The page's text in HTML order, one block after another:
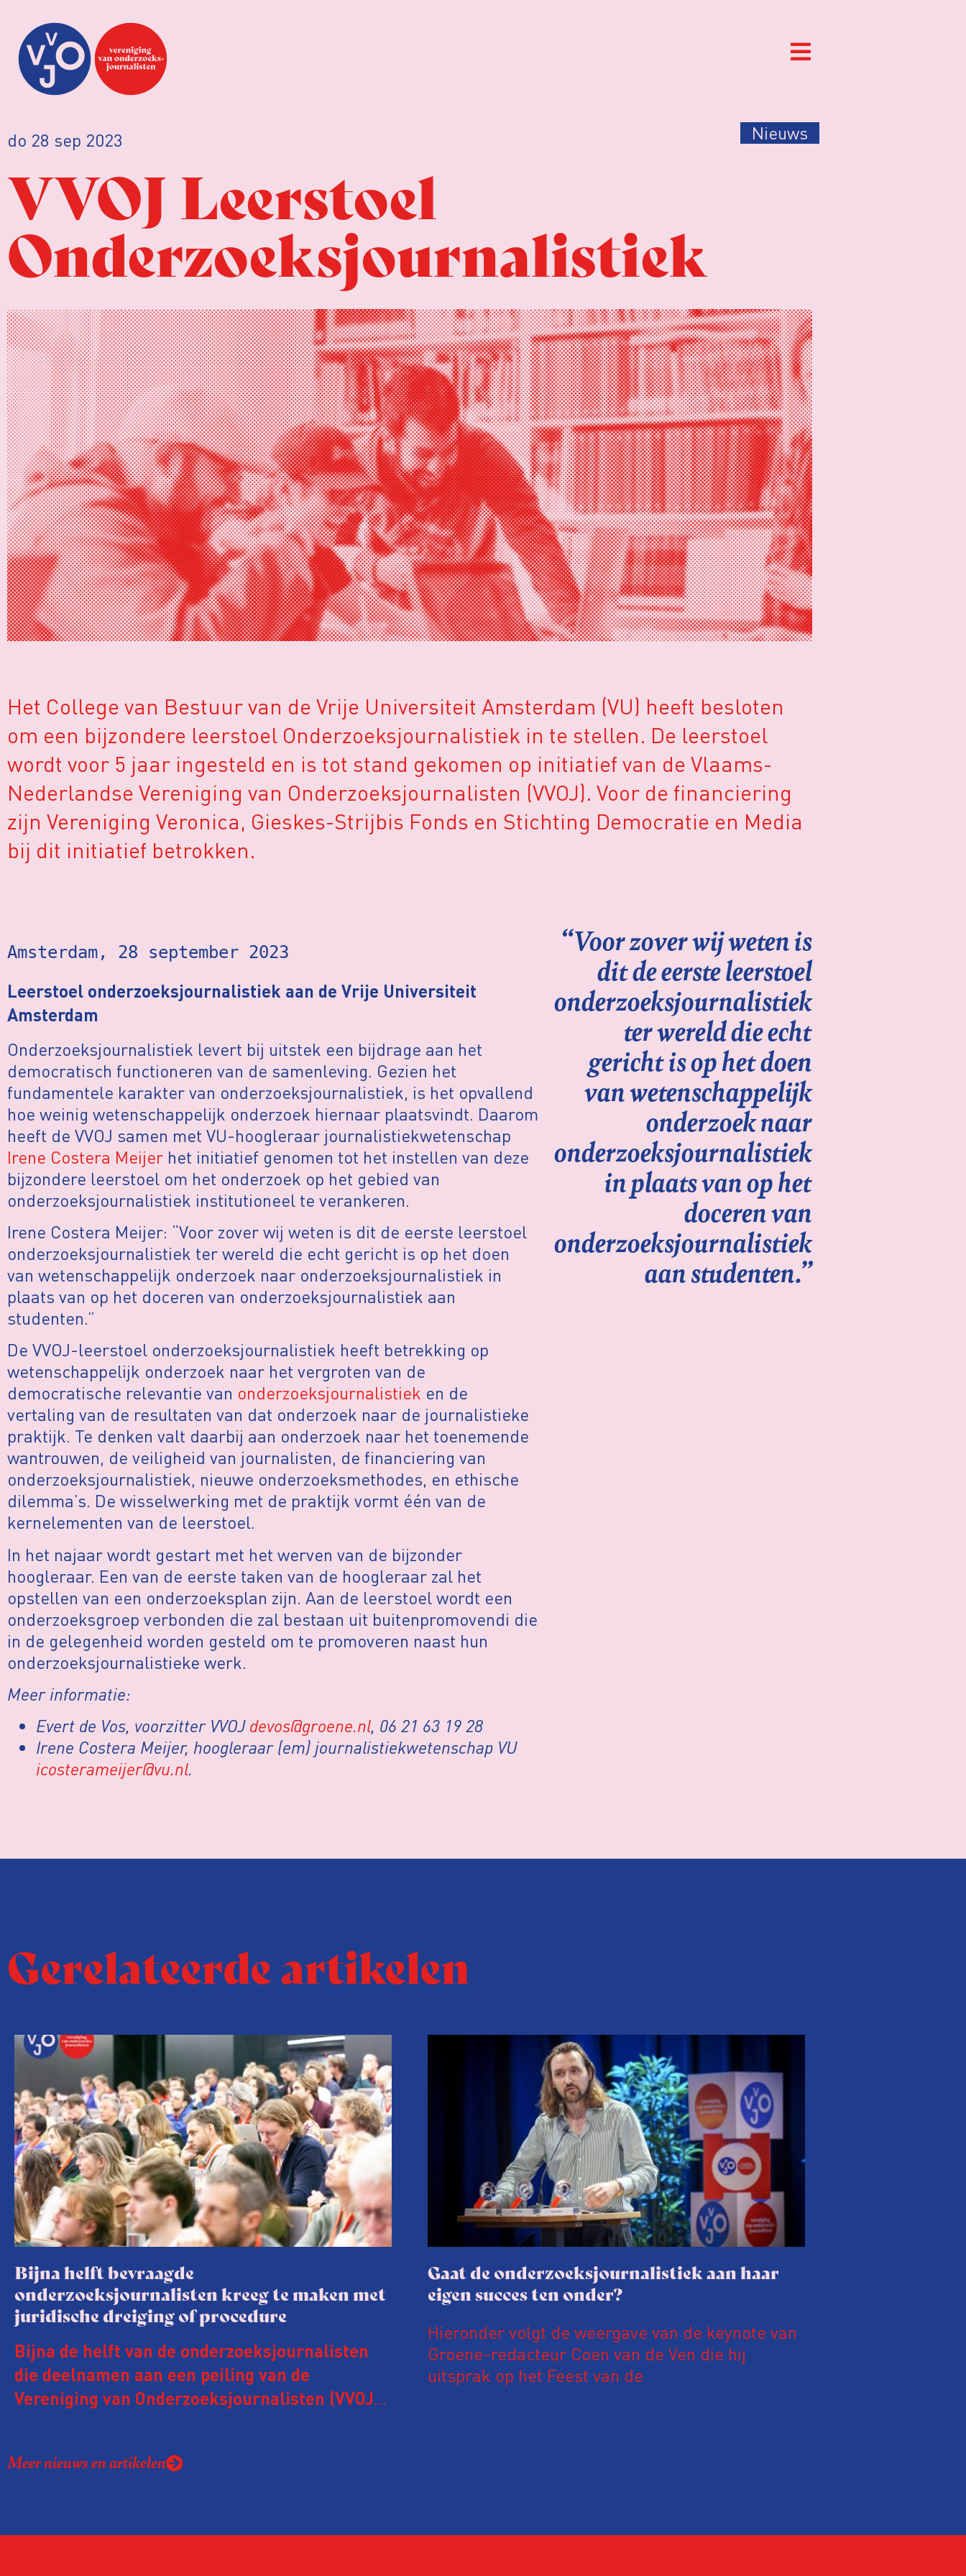
do 28 sep 2023 Nieuws
VVOJ Leerstoel
Onderzoeksjournalistiek
Het College van Bestuur van de Vrije Universiteit Amsterdam (VU) heeft besloten
om een bijzondere leerstoel Onderzoeksjournalistiek in te stellen. De leerstoel
wordt voor 5 jaar ingesteld en is tot stand gekomen op initiatief van de Vlaams-
Nederlandse Vereniging van Onderzoeksjournalisten (VVOJ). Voor de financiering
zijn Vereniging Veronica, Gieskes-Strijbis Fonds en Stichting Democratie en Media
bij dit initiatief betrokken.
Amsterdam, 28 september 2023
Leerstoel onderzoeksjournalistiek aan de Vrije Universiteit
Amsterdam
Onderzoeksjournalistiek levert bij uitstek een bijdrage aan het
democratisch functioneren van de samenleving. Gezien het
fundamentele karakter van onderzoeksjournalistiek, is het opvallend
hoe weinig wetenschappelijk onderzoek hiernaar plaatsvindt. Daarom
heeft de VVOJ samen met VU-hoogleraar journalistiekwetenschap
Irene Costera Meijer het initiatief genomen tot het instellen van deze
bijzondere leerstoel om het onderzoek op het gebied van
onderzoeksjournalistiek institutioneel te verankeren.
Irene Costera Meijer: “Voor zover wij weten is dit de eerste leerstoel
onderzoeksjournalistiek ter wereld die echt gericht is op het doen
van wetenschappelijk onderzoek naar onderzoeksjournalistiek in
plaats van op het doceren van onderzoeksjournalistiek aan
studenten.”
De VVOJ-leerstoel onderzoeksjournalistiek heeft betrekking op
wetenschappelijk onderzoek naar het vergroten van de
democratische relevantie van onderzoeksjournalistiek en de
vertaling van de resultaten van dat onderzoek naar de journalistieke
praktijk. Te denken valt daarbij aan onderzoek naar het toenemende
wantrouwen, de veiligheid van journalisten, de financiering van
onderzoeksjournalistiek, nieuwe onderzoeksmethodes, en ethische
dilemma’s. De wisselwerking met de praktijk vormt één van de
kernelementen van de leerstoel.
In het najaar wordt gestart met het werven van de bijzonder
hoogleraar. Een van de eerste taken van de hoogleraar zal het
opstellen van een onderzoeksplan zijn. Aan de leerstoel wordt een
onderzoeksgroep verbonden die zal bestaan uit buitenpromovendi die
in de gelegenheid worden gesteld om te promoveren naast hun
onderzoeksjournalistieke werk.
Meer informatie:
Evert de Vos, voorzitter VVOJdevos@groene.nl, 06 21 63 19 28
Irene Costera Meijer, hoogleraar (em) journalistiekwetenschap VU
icosterameijer@vu.nl.
“Voor zover wij weten is
dit de eerste leerstoel
onderzoeksjournalistiek
ter wereld die echt
gericht is op het doen
van wetenschappelijk
onderzoek naar
onderzoeksjournalistiek
in plaats van op het
doceren van
onderzoeksjournalistiek
aan studenten.”
Gerelateerde artikelen
Bijna helft bevraagde
onderzoeksjournalisten kreeg te maken met
juridische dreiging of procedure
Bijna de helft van de onderzoeksjournalisten
die deelnamen aan een peiling van de
Vereniging van Onderzoeksjournalisten (VVOJ)
rond het eigen werk. Dat kost journalisten tijd,
Gaat de onderzoeksjournalistiek aan haar
eigen succes ten onder?
Hieronder volgt de weergave van de keynote van
Groene-redacteur Coen van de Ven die hij
uitsprak op het Feest van de
Meer nieuws en artikelen